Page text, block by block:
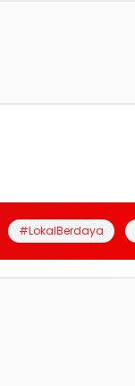
#LokalBerdaya